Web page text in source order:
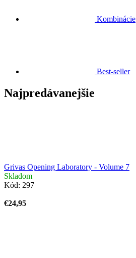
Kombinácie
Best-seller
Najpredávanejšie
Grivas Opening Laboratory - Volume 7
Skladom
Kód: 297
€24,95